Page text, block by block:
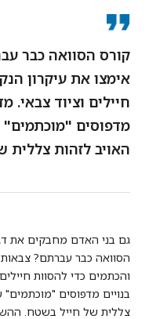
קורס הסוואה כבר
אימצו את עיקרון
חיילים וציוד צבאי.
מדפוסים
האויב לזהות צללית
גם בני האדם מחבקים את
הסוואה כבר עברתם?
והכתמים כדי להסוות
בנויים מדפוסים
צללית של חייל בשטח.